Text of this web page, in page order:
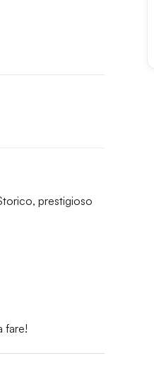
prestigioso
fare!